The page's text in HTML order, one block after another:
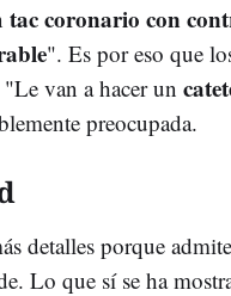
tac coronario con
". Es por eso que
van a hacer un
preocupada.
detalles porque
Lo que sí se ha